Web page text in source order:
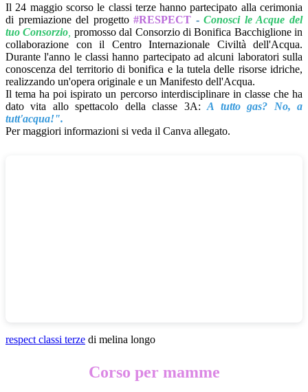
Il 24 maggio scorso le classi terze hanno partecipato alla cerimonia
di premiazione del progetto#RESPECT -Conosci le Acque del
tuo Consorzio promosso dal Consorzio di Bonifica Bacchiglione in
collaborazione con il Centro Internazionale Civiltà dell'Acqua.
Durante l'anno le classi hanno partecipato ad alcuni laboratori sulla
conoscenza del territorio di bonifica e la tutela delle risorse idriche,
realizzando un'opera originale e un Manifesto dell'Acqua.
Il tema ha poi ispirato un percorso interdisciplinare in classe che ha
dato vita allo spettacolo della classe 3A:A tutto gas? No, a
tutt'acqua!".
Per maggiori informazioni si veda il Canva allegato.
respect classi terze di melina longo
Corso per mamme